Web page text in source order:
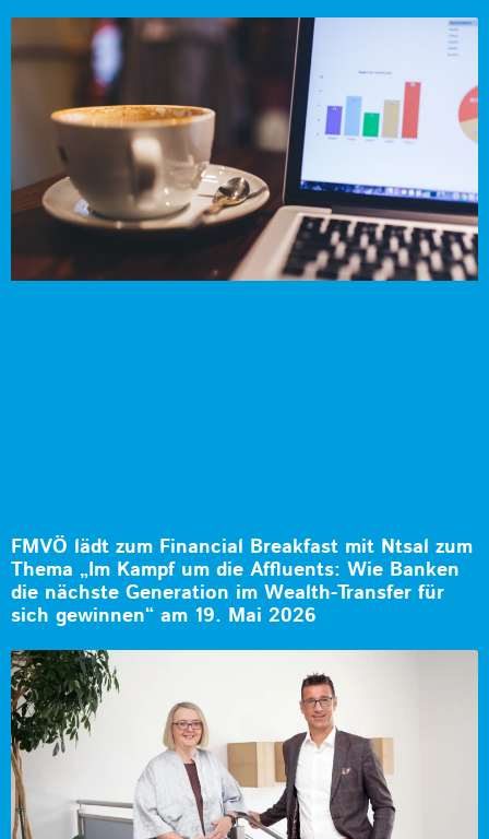
FMVÖ lädt zum Financial Breakfast mit Ntsal zum
Thema „Im Kampf um die Affluents: Wie Banken
die nächste Generation im Wealth-Transfer für
sich gewinnen“ am 19. Mai 2026